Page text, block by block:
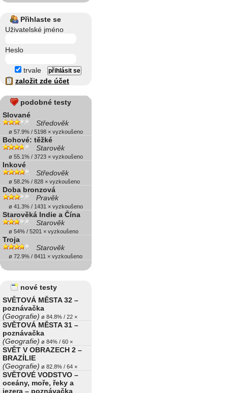
Přihlaste se
Uživatelské jméno
Heslo
trvale
založit zde účet
podobné testy
Slované
Středověk
ø 57.9% / 5198 × vyzkoušeno
Bohové: těžké
Starověk
ø 55.1% / 3723 × vyzkoušeno
Inkové
Středověk
ø 58.2% / 828 × vyzkoušeno
Doba bronzová
Pravěk
ø 41.3% / 1431 × vyzkoušeno
Starověká Indie a Čína
Starověk
ø 54% / 5201 × vyzkoušeno
Troja
Starověk
ø 72.9% / 8411 × vyzkoušeno
nové testy
SVĚTOVÁ MĚSTA 32 –
poznávačka
(Geografie) ø 84.8% / 22 ×
SVĚTOVÁ MĚSTA 31 –
poznávačka
(Geografie) ø 84% / 60 ×
SVĚT V OBRAZECH 2 –
BRAZÍLIE
(Geografie) ø 82.8% / 64 ×
SVĚTOVÉ VODSTVO –
oceány, moře, řeky a
jezera – poznávačka